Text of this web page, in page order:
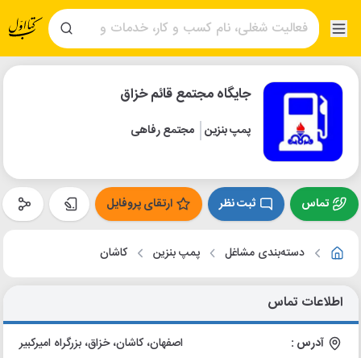
جایگاه مجتمع قائم خزاق
پمپ بنزین مجتمع رفاهی
تماس ثبت نظر ارتقای پروفایل
دسته‌بندی مشاغل پمپ بنزین کاشان
اطلاعات تماس
آدرس : اصفهان، کاشان، خزاق، بزرگراه امیرکبیر